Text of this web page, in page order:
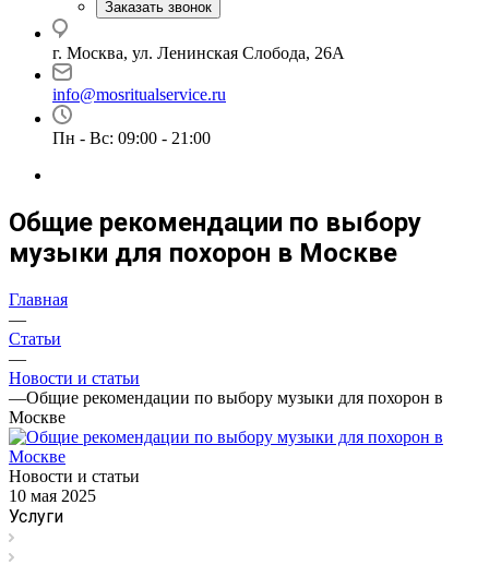
Заказать звонок
г. Москва, ул. Ленинская Слобода, 26А
info@mosritualservice.ru
Пн - Вс: 09:00 - 21:00
Общие рекомендации по выбору
музыки для похорон в Москве
Главная
—
Статьи
—
Новости и статьи
—Общие рекомендации по выбору музыки для похорон в
Москве
Новости и статьи
10 мая 2025
Услуги